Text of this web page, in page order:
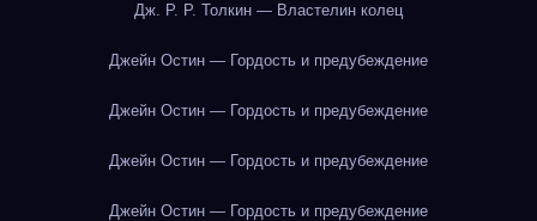
Дж. Р. Р. Толкин — Властелин колец
Джейн Остин — Гордость и предубеждение
Джейн Остин — Гордость и предубеждение
Джейн Остин — Гордость и предубеждение
Джейн Остин — Гордость и предубеждение